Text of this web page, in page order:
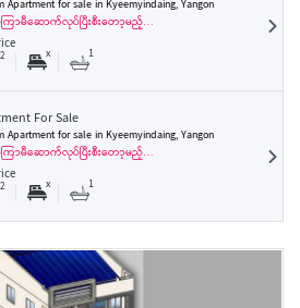
Apartment for sale in Kyeemyindaing, Yangon
ကြာမီဆောက်လုပ်ပြီးစီးတော့မည့်…
2 x 1
For Sale
Apartment for sale in Kyeemyindaing, Yangon
ကြာမီဆောက်လုပ်ပြီးစီးတော့မည့်…
2 x 1